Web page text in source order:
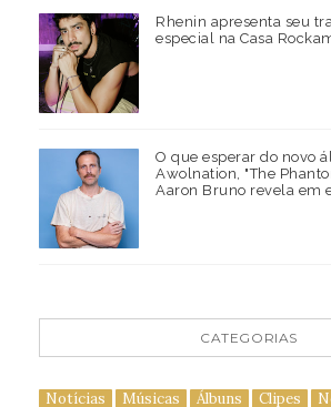
Rhenin apresenta seu
especial na Casa
O que esperar do novo
Awolnation, "The
Aaron Bruno revela em
CATEGORIAS
Notícias Músicas Álbuns Clipes